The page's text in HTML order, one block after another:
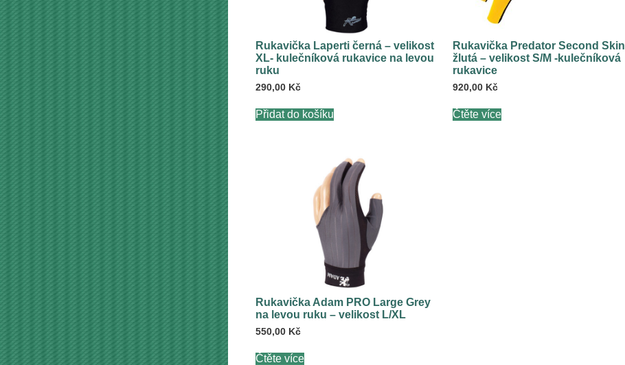
Rukavička Laperti černá – velikost
XL- kulečníková rukavice na levou
ruku
290,00 Kč
Přidat do košíku
Rukavička Predator Second Skin
žlutá – velikost S/M -kulečníková
rukavice
920,00 Kč
Čtěte více
Rukavička Adam PRO Large Grey
na levou ruku – velikost L/XL
550,00 Kč
Čtěte více